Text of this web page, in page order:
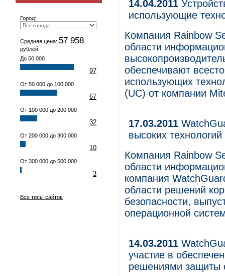
Город:
Средняя цена: 57 958
рублей
До 50 000
97
От 50 000 до 100 000
67
От 100 000 до 200 000
32
От 200 000 до 300 000
10
От 300 000 до 500 000
3
Все типы сайтов
14.04.2011
использующие
Компания Rainbow
области
обеспечивают
использующих
(UC) от компании
17.03.2011
высоких технологий
Компания Rainbow
области
компания
области решений
безопасности,
операционной
14.03.2011
участие в
решениями защиты